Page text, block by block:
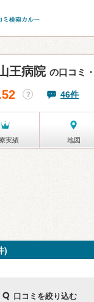
王病院 の口コミ
？ 46件
実績 地図
)
口コミを絞り込む